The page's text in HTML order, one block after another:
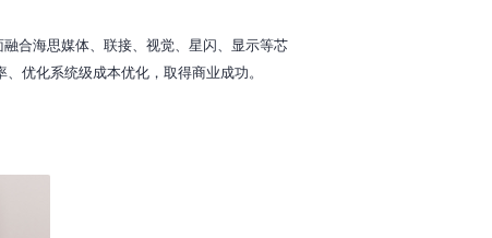
合海思媒体、联接、视觉、星闪、显示等芯
优化系统级成本优化，取得商业成功。